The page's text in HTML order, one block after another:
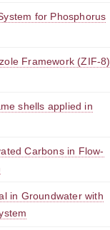
for Phosphorus
Framework (ZIF-8)
shells applied in
Carbons in Flow-
in Groundwater with